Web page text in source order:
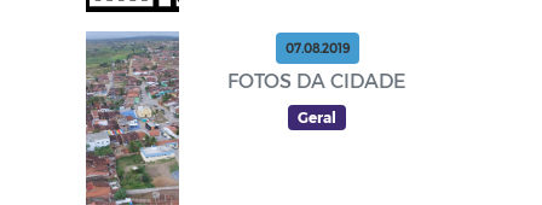
07.08.2019
FOTOS DA CIDADE
Geral